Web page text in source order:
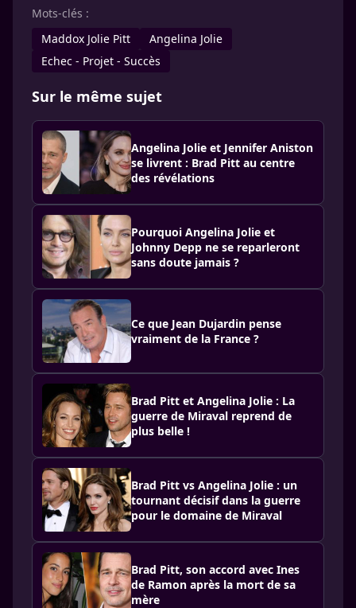
Mots-clés :
Maddox Jolie Pitt
Ange­lina Jolie
Echec - Projet - Succès
Sur le même sujet
Angelina Jolie et Jennifer Aniston
se livrent : Brad Pitt au centre
des révélations
Pourquoi Angelina Jolie et
Johnny Depp ne se reparleront
sans doute jamais ?
Ce que Jean Dujardin pense
vraiment de la France ?
Brad Pitt et Angelina Jolie : La
guerre de Miraval reprend de
plus belle !
Brad Pitt vs Angelina Jolie : un
tournant décisif dans la guerre
pour le domaine de Miraval
Brad Pitt, son accord avec Ines
de Ramon après la mort de sa
mère